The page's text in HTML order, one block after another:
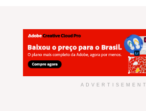
ADVERTISEMENT